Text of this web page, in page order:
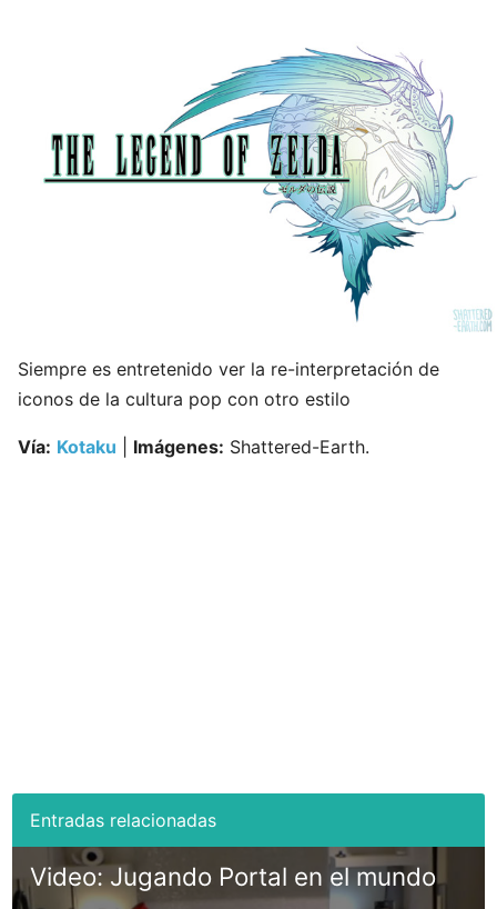
Siempre es entretenido ver la re-interpretación de
iconos de la cultura pop con otro estilo
Vía: Kotaku Imágenes: Shattered-Earth.
Video: Jugando Portal en el mundo